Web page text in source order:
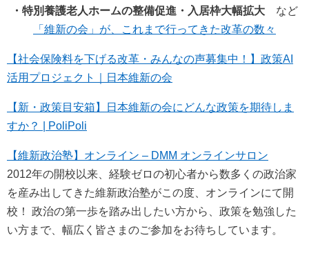
・特別養護老人ホームの整備促進・入居枠大幅拡大 など
「維新の会」が、これまで行ってきた改革の数々
【社会保険料を下げる改革・みんなの声募集中！】政策AI
活用プロジェクト｜日本維新の会
【新・政策目安箱】日本維新の会にどんな政策を期待しま
すか？ | PoliPoli
【維新政治塾】オンライン – DMM オンラインサロン
2012年の開校以来、経験ゼロの初心者から数多くの政治家
を産み出してきた維新政治塾がこの度、オンラインにて開
校！ 政治の第一歩を踏み出したい方から、政策を勉強した
い方まで、幅広く皆さまのご参加をお待ちしています。